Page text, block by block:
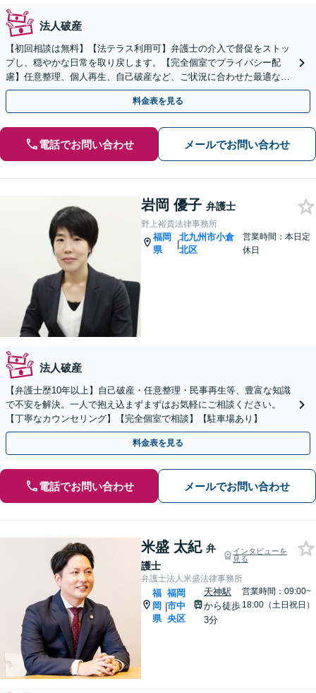
法人破産
【初回相談は無料】【法テラス利用可】弁護士の介入で督促をストッ
プし、穏やかな日常を取り戻します。【完全個室でプライバシー配
慮】任意整理、個人再生、自己破産など、ご状況に合わせた最適な解
決策ご提案いたします。【事前のご予約で休日・夜間も対応】
料金表を見る
電話でお問い合わせ メールでお問い合わせ
岩岡 優子 弁護士
野上裕貴法律事務所
福岡
県
|
北九州市小倉
北区
営業時間：本日定
休日
法人破産
【弁護士歴10年以上】自己破産・任意整理・民事再生等、豊富な知識
で不安を解決。一人で抱え込まずまずはお気軽にご相談ください。
【丁寧なカウンセリング】【完全個室で相談】【駐車場あり】
料金表を見る
電話でお問い合わせ メールでお問い合わせ
米盛 太紀 弁
護士
インタビューを
見る
弁護士法人米盛法律事務所
福
岡
県
|
福岡
市中
央区
天神駅
から徒歩
3分
営業時間：09:00~
18:00（土日祝日）